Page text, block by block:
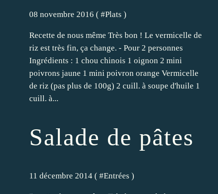
08 novembre 2016 ( #Plats )
Recette de nous même Très bon ! Le vermicelle de
riz est très fin, ça change. - Pour 2 personnes
Ingrédients : 1 chou chinois 1 oignon 2 mini
poivrons jaune 1 mini poivron orange Vermicelle
de riz (pas plus de 100g) 2 cuill. à soupe d'huile 1
cuill. à...
Salade de pâtes
11 décembre 2014 ( #Entrées )